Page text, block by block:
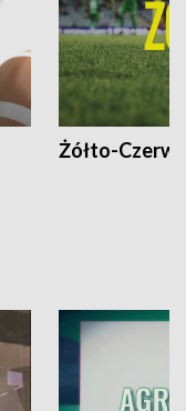
Żółto-